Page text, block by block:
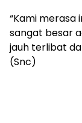
“Kami merasa
sangat besar
jauh terlibat
(Snc)